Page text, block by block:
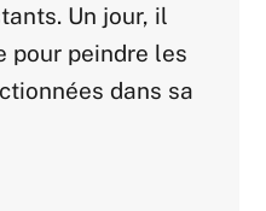
Un jour, il
pour peindre les
dans sa